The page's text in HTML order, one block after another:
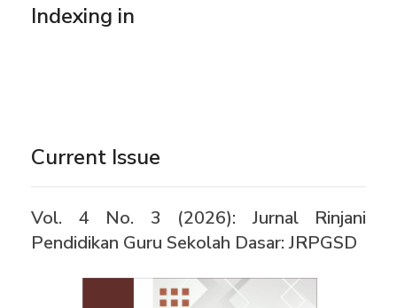
Current Issue
Vol. 4 No. 3 (2026): Jurnal Rinjani
Pendidikan Guru Sekolah Dasar: JRPGSD
Indexing in